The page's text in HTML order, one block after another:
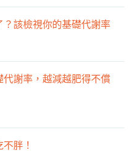
該檢視你的基礎代謝率
謝率，越減越肥得不償
胖！